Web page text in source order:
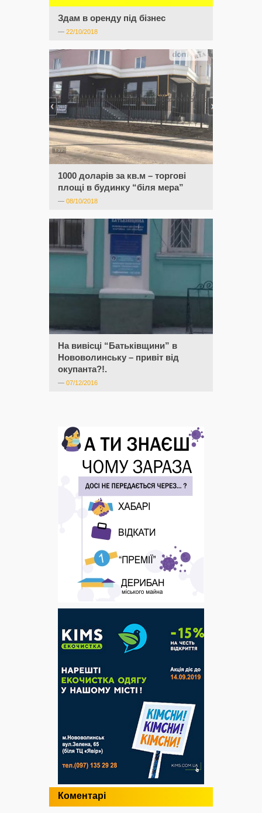
Здам в оренду під бізнес
— 22/10/2018
1000 доларів за кв.м – торгові
площі в будинку “біля мера”
— 08/10/2018
На вивісці “Батьківщини” в
Нововолинську – привіт від
окупанта?!.
— 07/12/2016
Коментарі